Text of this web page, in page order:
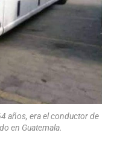
años, era el conductor de
en Guatemala.